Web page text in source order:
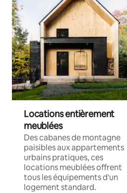
Locations entièrement
meublées
Des cabanes de montagne
paisibles aux appartements
urbains pratiques, ces
locations meublées offrent
tous les équipements d'un
logement standard.